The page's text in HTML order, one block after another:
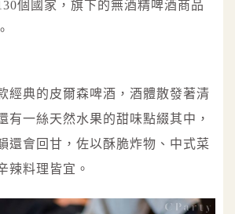
個國家，旗下的無酒精啤酒商品
經典的皮爾森啤酒，酒體散發著清
有一絲天然水果的甜味點綴其中，
還會回甘，佐以酥脆炸物、中式菜
辣料理皆宜。